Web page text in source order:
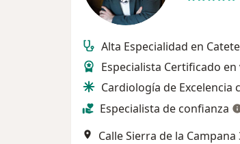
Alta Especialidad en
Especialista Certificado
Cardiología de
Especialista de confianza